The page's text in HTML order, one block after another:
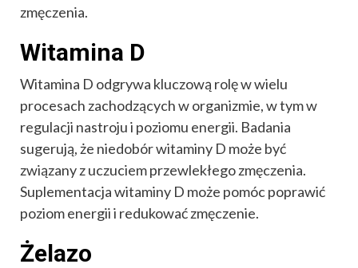
zmęczenia.
Witamina D
Witamina D odgrywa kluczową rolę w wielu
procesach zachodzących w organizmie, w tym w
regulacji nastroju i poziomu energii. Badania
sugerują, że niedobór witaminy D może być
związany z uczuciem przewlekłego zmęczenia.
Suplementacja witaminy D może pomóc poprawić
poziom energii i redukować zmęczenie.
Żelazo